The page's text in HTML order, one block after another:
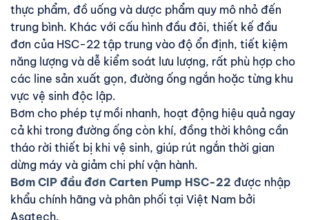
thực phẩm, đồ uống và dược phẩm quy mô nhỏ đến
trung bình. Khác với cấu hình đầu đôi, thiết kế đầu
đơn của HSC-22 tập trung vào độ ổn định, tiết kiệm
năng lượng và dễ kiểm soát lưu lượng, rất phù hợp cho
các line sản xuất gọn, đường ống ngắn hoặc từng khu
vực vệ sinh độc lập.
Bơm cho phép tự mồi nhanh, hoạt động hiệu quả ngay
cả khi trong đường ống còn khí, đồng thời không cần
tháo rời thiết bị khi vệ sinh, giúp rút ngắn thời gian
dừng máy và giảm chi phí vận hành.
Bơm CIP đầu đơn Carten Pump HSC-22 được nhập
khẩu chính hãng và phân phối tại Việt Nam bởi
Asatech.